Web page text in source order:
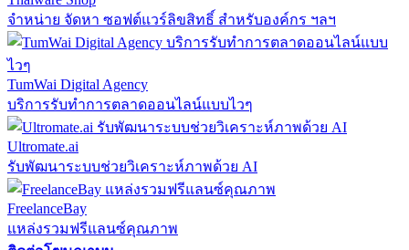
จำหน่าย จัดหา ซอฟต์แวร์ลิขสิทธิ์ สำหรับองค์กร ฯลฯ
TumWai Digital Agency
บริการรับทำการตลาดออนไลน์แบบไวๆ
Ultromate.ai
รับพัฒนาระบบช่วยวิเคราะห์ภาพด้วย AI
FreelanceBay
แหล่งรวมฟรีแลนซ์คุณภาพ